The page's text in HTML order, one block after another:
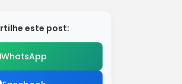
este post:
WhatsApp